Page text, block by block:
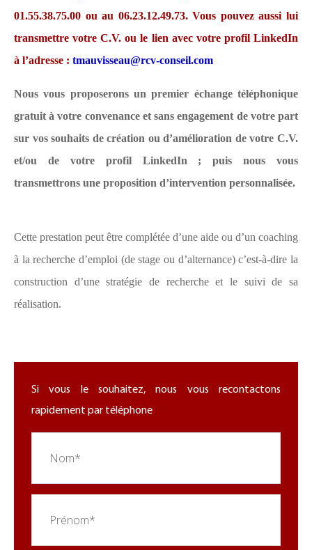
01.55.38.75.00 ou au 06.23.12.49.73.Vous pouvez aussi lui
transmettre votre C.V. ou le lien avec votre profil LinkedIn
à l’adresse : tmauvisseau@rcv-conseil.com
Nous vous proposerons un premier échange téléphonique
gratuit à votre convenance et sans engagement de votre part
sur vos souhaits de création ou d’amélioration de votre C.V.
et/ou de votre profil LinkedIn ; puis nous vous
transmettrons une proposition d’intervention personnalisée.
Cette prestation peut être complétée d’une aide ou d’un coaching
à la recherche d’emploi (de stage ou d’alternance) c’est-à-dire la
construction d’une stratégie de recherche et le suivi de sa
réalisation.
Si vous le souhaitez, nous vous recontactons
rapidement par téléphone